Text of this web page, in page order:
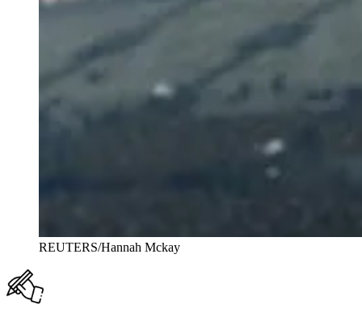
REUTERS/Hannah Mckay